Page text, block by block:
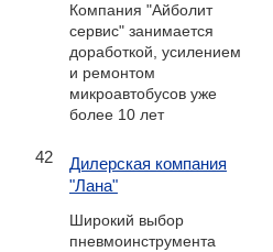
Компания "Айболит
сервис" занимается
доработкой, усилением
и ремонтом
микроавтобусов уже
более 10 лет
42
Дилерская компания
"Лана"
Широкий выбор
пневмоинструмента